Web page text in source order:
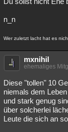
n_n
Wer zuletzt lacht hat es
mxnihil
ehemaliges
Diese "tollen" 10
niemals dem
und stark genug
über solcherlei
Leute die sich an